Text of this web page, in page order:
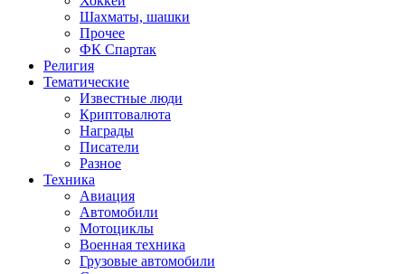
Шахматы, шашки
Прочее
ФК Спартак
Религия
Тематические
Известные люди
Криптовалюта
Награды
Писатели
Разное
Техника
Авиация
Автомобили
Мотоциклы
Военная техника
Грузовые автомобили